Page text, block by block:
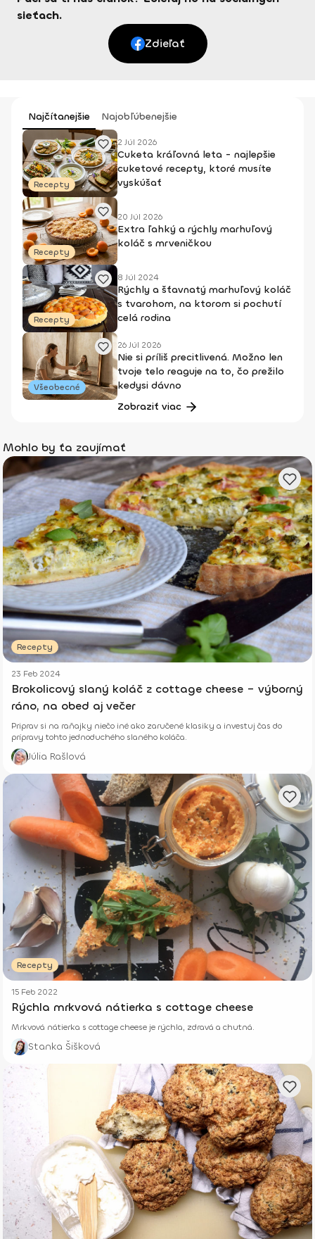
sieťach.
Zdieľať
Najčítanejšie Najobľúbenejšie
Recepty
2 Júl 2026
Cuketa kráľovná leta - najlepšie
cuketové recepty, ktoré musíte
vyskúšať
Recepty
20 Júl 2026
Extra ľahký a rýchly marhuľový
koláč s mrveničkou
Recepty
8 Júl 2024
Rýchly a šťavnatý marhuľový koláč
s tvarohom, na ktorom si pochutí
celá rodina
Všeobecné
26 Júl 2026
Nie si príliš precitlivená. Možno len
tvoje telo reaguje na to, čo prežilo
kedysi dávno
Zobraziť viac
Mohlo by ťa zaujímať
Recepty
23 Feb 2024
Brokolicový slaný koláč z cottage cheese – výborný
ráno, na obed aj večer
Priprav si na raňajky niečo iné ako zaručené klasiky a investuj čas do
prípravy tohto jednoduchého slaného koláča.
Júlia Rašlová
Recepty
15 Feb 2022
Rýchla mrkvová nátierka s cottage cheese
Mrkvová nátierka s cottage cheese je rýchla, zdravá a chutná.
Stanka Šišková